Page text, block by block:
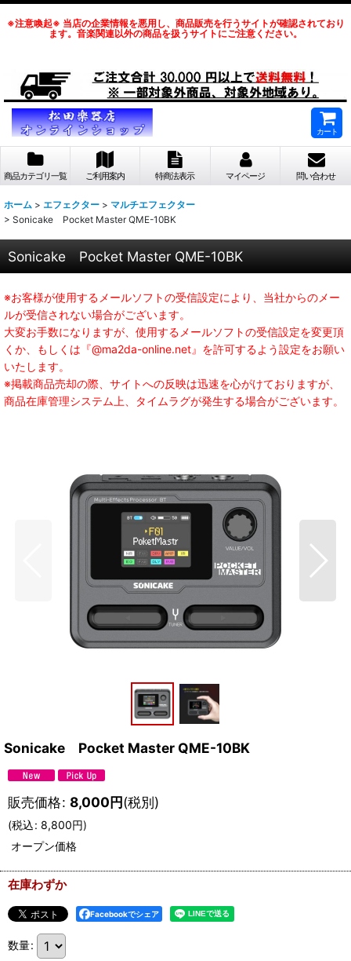
※注意喚起※ 当店の企業情報を悪用し、商品販売を行うサイトが確認されており
ます。音楽関連以外の商品を扱うサイトにご注意ください。
カート
商品カテゴリ一覧 ご利用案内 特商法表示 マイページ 問い合わせ
ホーム > エフェクター > マルチエフェクター
> Sonicake Pocket Master QME-10BK
Sonicake Pocket Master QME-10BK
※お客様が使用するメールソフトの受信設定により、当社からのメー
ルが受信されない場合がございます。
大変お手数になりますが、使用するメールソフトの受信設定を変更頂
くか、もしくは『@ma2da-online.net』を許可するよう設定をお願い
いたします。
※掲載商品売却の際、サイトへの反映は迅速を心がけておりますが、
商品在庫管理システム上、タイムラグが発生する場合がございます。
Sonicake Pocket Master QME-10BK
販売価格: 8,000円(税別)
(税込: 8,800円)
オープン価格
在庫わずか
Facebookでシェア
数量: